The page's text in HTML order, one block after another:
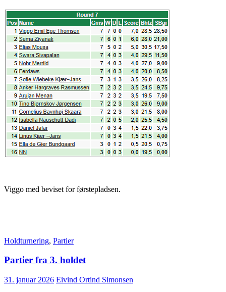
Viggo med beviset for førstepladsen.
Holdturnering, Partier
Partier fra 3. holdet
31. januar 2026 Eivind Ortind Simonsen